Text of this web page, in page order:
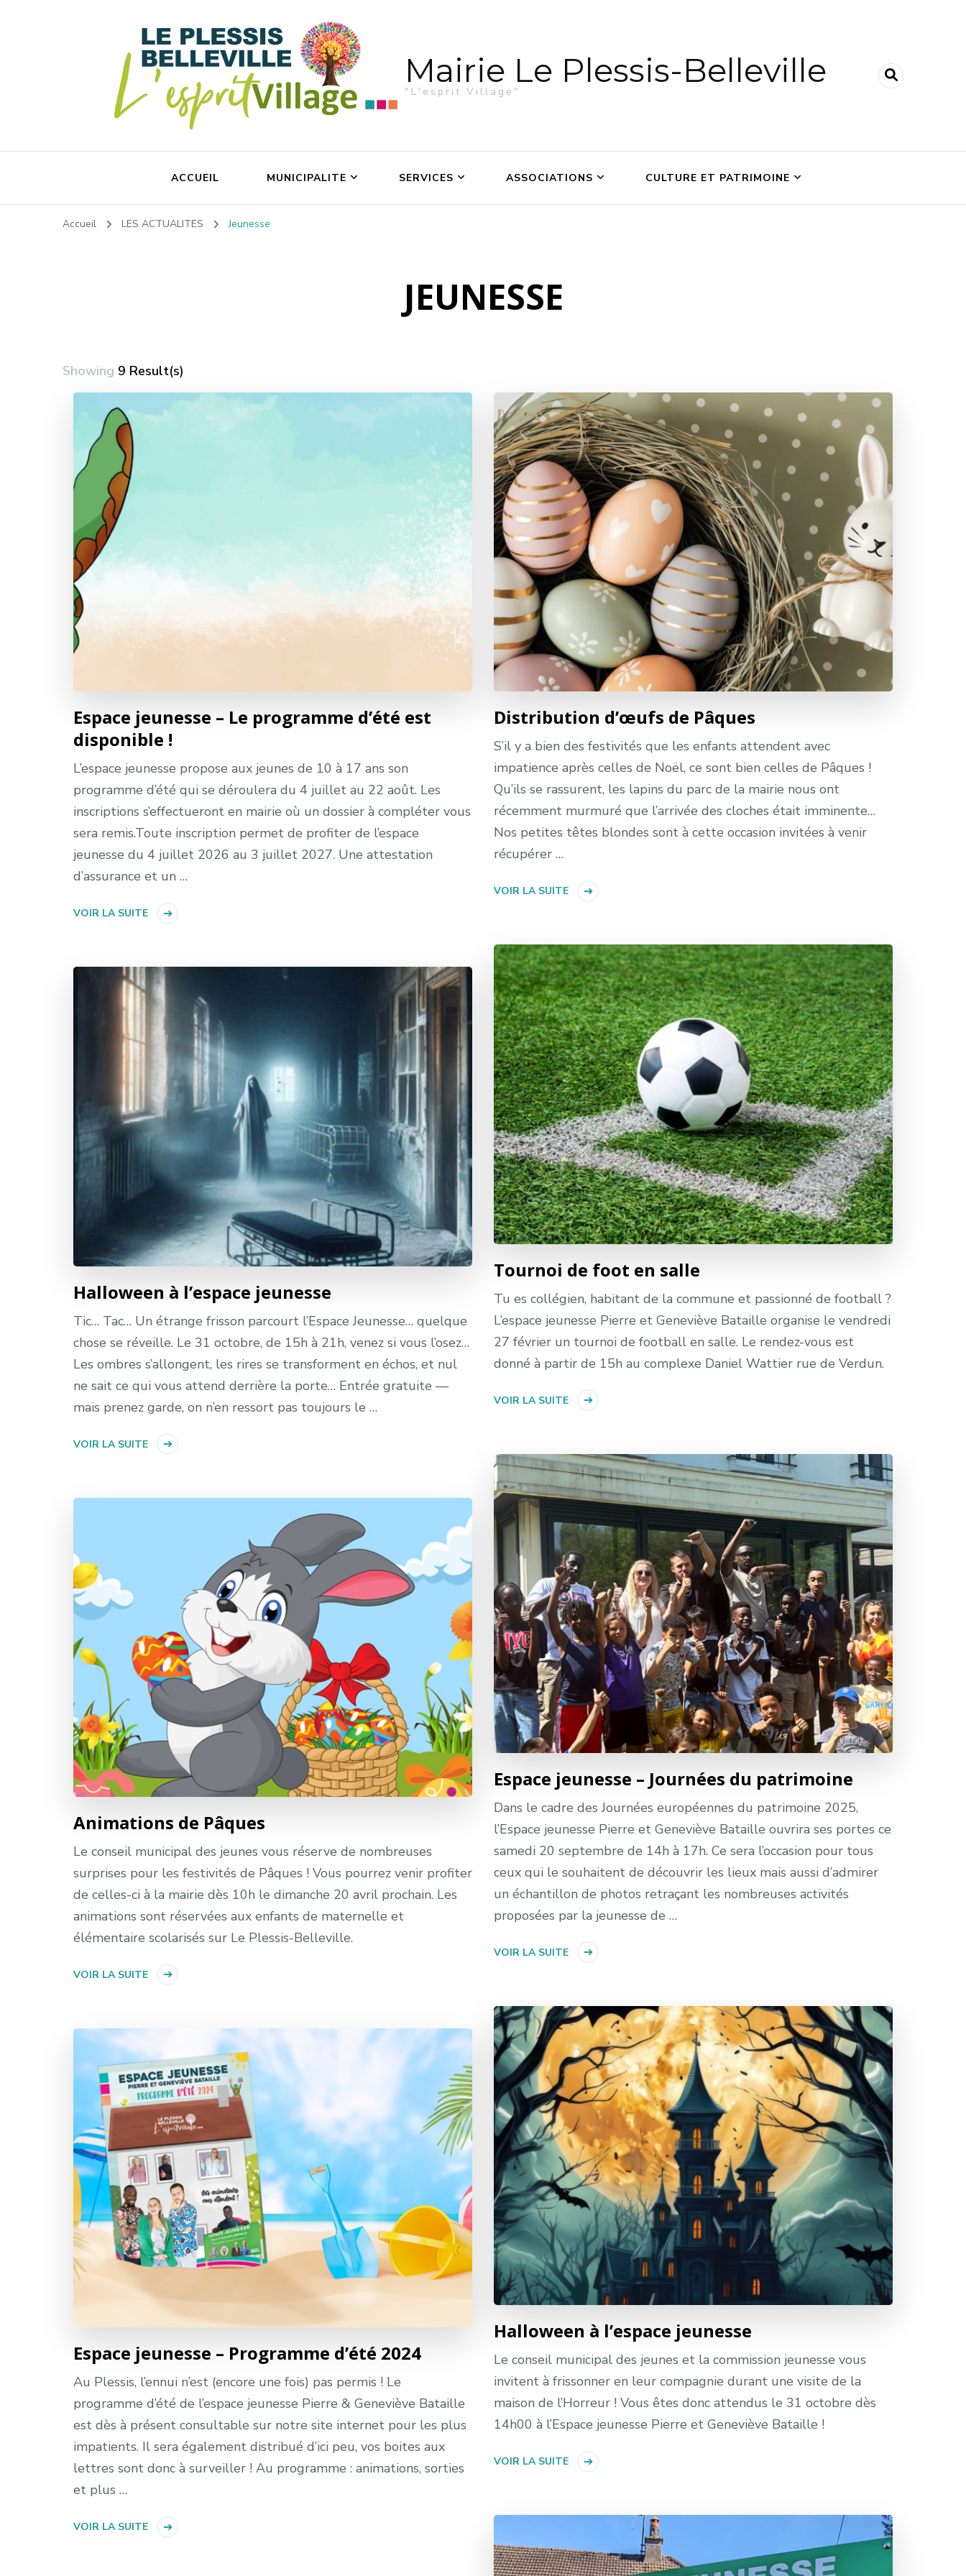
Mairie Le Plessis-Belleville
"L'esprit Village"
ACCUEIL MUNICIPALITE SERVICES ASSOCIATIONS CULTURE ET PATRIMOINE
Accueil LES ACTUALITES Jeunesse
JEUNESSE
Showing 9 Result(s)
Espace jeunesse – Le programme d’été est
disponible !
L’espace jeunesse propose aux jeunes de 10 à 17 ans son
programme d’été qui se déroulera du 4 juillet au 22 août. Les
inscriptions s’effectueront en mairie où un dossier à compléter vous
sera remis.Toute inscription permet de profiter de l’espace
jeunesse du 4 juillet 2026 au 3 juillet 2027. Une attestation
d’assurance et un …
VOIR LA SUITE
Distribution d’œufs de Pâques
S’il y a bien des festivités que les enfants attendent avec
impatience après celles de Noël, ce sont bien celles de Pâques !
Qu’ils se rassurent, les lapins du parc de la mairie nous ont
récemment murmuré que l’arrivée des cloches était imminente…
Nos petites têtes blondes sont à cette occasion invitées à venir
récupérer …
VOIR LA SUITE
Tournoi de foot en salle
Tu es collégien, habitant de la commune et passionné de football ?
L’espace jeunesse Pierre et Geneviève Bataille organise le vendredi
27 février un tournoi de football en salle. Le rendez-vous est
donné à partir de 15h au complexe Daniel Wattier rue de Verdun.
VOIR LA SUITE
Halloween à l’espace jeunesse
Tic… Tac… Un étrange frisson parcourt l’Espace Jeunesse… quelque
chose se réveille. Le 31 octobre, de 15h à 21h, venez si vous l’osez…
Les ombres s’allongent, les rires se transforment en échos, et nul
ne sait ce qui vous attend derrière la porte… Entrée gratuite —
mais prenez garde, on n’en ressort pas toujours le …
VOIR LA SUITE
Espace jeunesse – Journées du patrimoine
Dans le cadre des Journées européennes du patrimoine 2025,
l’Espace jeunesse Pierre et Geneviève Bataille ouvrira ses portes ce
samedi 20 septembre de 14h à 17h. Ce sera l’occasion pour tous
ceux qui le souhaitent de découvrir les lieux mais aussi d’admirer
un échantillon de photos retraçant les nombreuses activités
proposées par la jeunesse de …
VOIR LA SUITE
Animations de Pâques
Le conseil municipal des jeunes vous réserve de nombreuses
surprises pour les festivités de Pâques ! Vous pourrez venir profiter
de celles-ci à la mairie dès 10h le dimanche 20 avril prochain. Les
animations sont réservées aux enfants de maternelle et
élémentaire scolarisés sur Le Plessis-Belleville.
VOIR LA SUITE
Halloween à l’espace jeunesse
Le conseil municipal des jeunes et la commission jeunesse vous
invitent à frissonner en leur compagnie durant une visite de la
maison de l’Horreur ! Vous êtes donc attendus le 31 octobre dès
14h00 à l’Espace jeunesse Pierre et Geneviève Bataille !
VOIR LA SUITE
Espace jeunesse – Programme d’été 2024
Au Plessis, l’ennui n’est (encore une fois) pas permis ! Le
programme d’été de l’espace jeunesse Pierre & Geneviève Bataille
est dès à présent consultable sur notre site internet pour les plus
impatients. Il sera également distribué d’ici peu, vos boites aux
lettres sont donc à surveiller ! Au programme : animations, sorties
et plus …
VOIR LA SUITE